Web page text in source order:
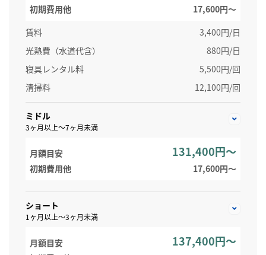
初期費用他
17,600円〜
賃料
3,400円/日
光熱費（水道代含）
880円/日
寝具レンタル料
5,500円/回
清掃料
12,100円/回
ミドル
3ヶ月以上～7ヶ月未満
月額目安 131,400円～
初期費用他 17,600円〜
ショート
1ヶ月以上～3ヶ月未満
月額目安 137,400円～